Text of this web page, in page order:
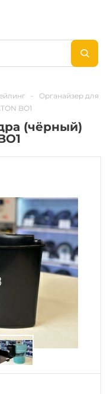
-
Органайзер для
BO1
(чёрный)